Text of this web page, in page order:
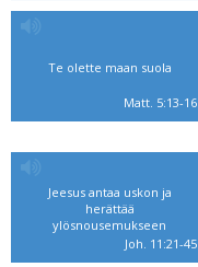
Te olette maan suola
Matt. 5:13-16
Jeesus antaa uskon ja
herättää
ylösnousemukseen
Joh. 11:21-45